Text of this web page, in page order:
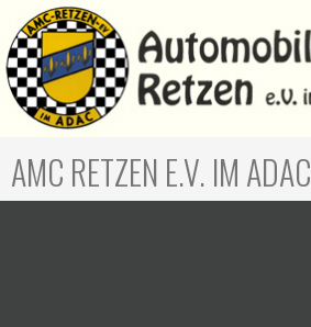
Zum
Inhalt
springen
AMC RETZEN E.V. IM ADAC